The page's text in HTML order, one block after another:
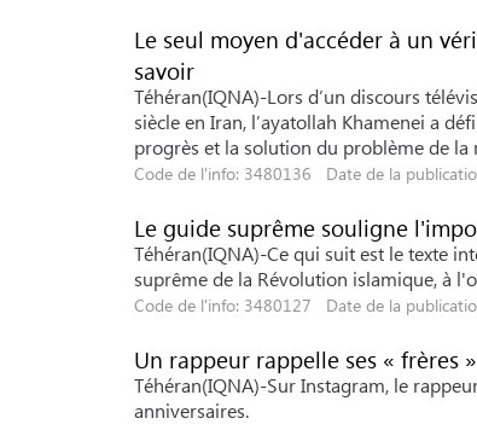
Le seul moyen d'accéder à un
savoir
Téhéran(IQNA)-Lors d’un discours
siècle en Iran, l’ayatollah Khamenei a
progrès et la solution du problème de la
Code de l'info: 3480136 Date de la
Le guide suprême souligne
Téhéran(IQNA)-Ce qui suit est le texte
suprême de la Révolution islamique, à
Code de l'info: 3480127 Date de la
Un rappeur rappelle ses « frères
Téhéran(IQNA)-Sur Instagram, le
anniversaires.